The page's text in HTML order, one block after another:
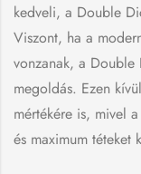
kedveli, a Double
Viszont, ha a
vonzanak, a
megoldás. Ezen
mértékére is, mivel
és maximum téteket